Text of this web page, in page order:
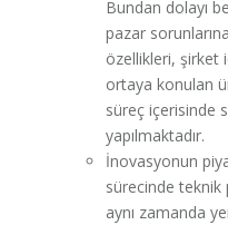
Bundan dolayı
pazar
özellikleri, şirket
ortaya konulan
süreç içerisinde
yapılmaktadır.
İnovasyonun
sürecinde
aynı zamanda